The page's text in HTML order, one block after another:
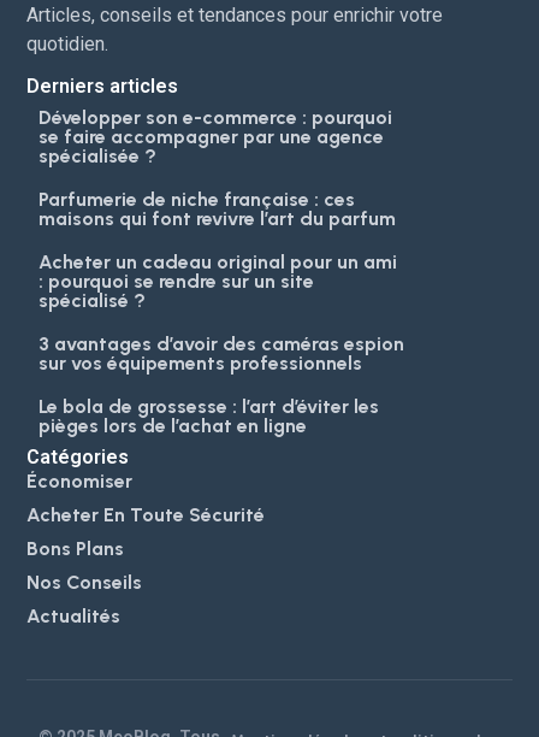
Articles, conseils et tendances pour enrichir votre
quotidien.
Derniers articles
Développer son e-commerce : pourquoi
se faire accompagner par une agence
spécialisée ?
Parfumerie de niche française : ces
maisons qui font revivre l’art du parfum
Acheter un cadeau original pour un ami
: pourquoi se rendre sur un site
spécialisé ?
3 avantages d’avoir des caméras espion
sur vos équipements professionnels
Le bola de grossesse : l’art d’éviter les
pièges lors de l’achat en ligne
Catégories
Économiser
Acheter En Toute Sécurité
Bons Plans
Nos Conseils
Actualités